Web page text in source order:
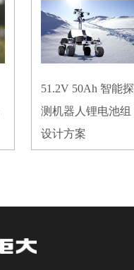
51.2V 50Ah 智能探
测机器人锂电池组
设计方案